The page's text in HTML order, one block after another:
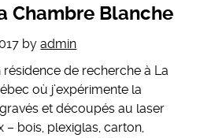
Chambre Blanche
byadmin
de recherche à La
où j’expérimente la
et découpés au laser
bois, plexiglas, carton,